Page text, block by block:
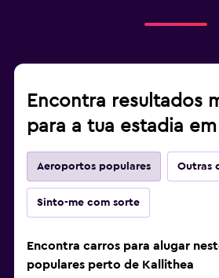
Encontra resultados
para a tua estadia
Aeroportos populares Outras
Sinto-me com sorte
Encontra carros para alugar
populares perto de Kallithea